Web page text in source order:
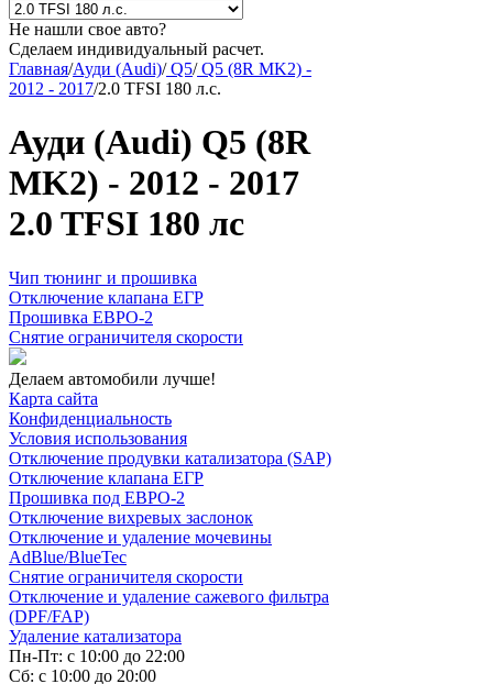
Не нашли свое авто?
Сделаем индивидуальный расчет.
Главная/Ауди (Audi)/Q5/Q5 (8R MK2) -
2012 - 2017/2.0 TFSI 180 л.с.
Ауди (Audi) Q5 (8R
MK2) - 2012 - 2017
2.0 TFSI 180 лс
Чип тюнинг и прошивка
Отключение клапана ЕГР
Прошивка ЕВРО-2
Снятие ограничителя скорости
Делаем автомобили лучше!
Карта сайта
Конфиденциальность
Условия использования
Отключение продувки катализатора (SAP)
Отключение клапана ЕГР
Прошивка под ЕВРО-2
Отключение вихревых заслонок
Отключение и удаление мочевины
AdBlue/BlueTec
Снятие ограничителя скорости
Отключение и удаление сажевого фильтра
(DPF/FAP)
Удаление катализатора
Пн-Пт: с 10:00 до 22:00
Сб: с 10:00 до 20:00